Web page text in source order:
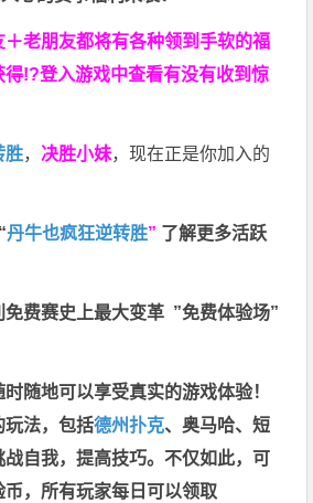
＋老朋友都将有各种领到手软的福
!?登入游戏中查看有没有收到惊
胜， 决胜小妹，现在正是你加入的
丹牛也疯狂逆转胜” 了解更多活跃
免费赛史上最大变革 ”免费体验场”
随地可以享受真实的游戏体验！
玩法，包括德州扑克、奥马哈、短
自我，提高技巧。不仅如此， 可
，所有玩家每日可以领取